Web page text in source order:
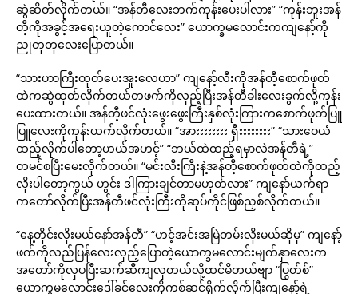
ဆွဲဆိတ်လိုက်တယ်။ “အန်တီလေးဘက်ကုန်းပေးပါလား” “ကုန်းဘူးအန်
တီ့ကိုအခွင့်အရေးယူတဲ့ကောင်လေး” ယောက္ခမလောင်းကကျနော့်ကို
ညုတုတုလေးပြောတယ်။
“သားဟာကြီးထုတ်ပေးအူးလေဟာ” ကျနော့်လီးကိုအန်တီ့စောက်ဖုတ်
ထဲကဆွဲထုတ်လိုက်တယ်တဖက်ကိုလှည့်ပြီးအန်တီခါးလေးခွက်လို့ကုန်း
ပေးထားတယ်။ အန်တီ့ဖင်လုံးဖွေးဖွေးကြီးနှစ်လုံးကြားကစောက်ဖုတ်ပြူ
ပြူလေးကိုကုန်းယက်လိုက်တယ်။ “အားးးးးးးး ရှီးးးးးးးး” “သားဝေယံ
ထည့်လိုက်ပါတော့ဟယ်အဟင့်” “ဘယ်ထဲထည့်ရမှာလဲအန်တီရဲ့”
တမင်စပြီးမေးလိုက်တယ်။ “မင်းလီးကြီးနဲ့အန်တီ့စောက်ဖုတ်ထဲကိုထည့်
လိုးပါတော့ကွယ် ဟွင်း ဒါကြားချင်တာမဟုတ်လား” ကျနော်ယက်ရာ
ကတော်လိုက်ပြီးအန်တီဖင်လုံးကြီးကိုဆုပ်ကိုင်ဖြစ်ညှစ်လိုက်တယ်။
“နေ့တိုင်းလိုးမယ်နော်အန်တီ” “ဟင့်အင်းအမြဲတမ်းလိုးမယ်ဆိုမှ” ကျနော့်
ဖက်ကိုလည်ပြန်လေးလှည့်ပြောတဲ့ယောက္ခမလောင်းမျက်နှာလေးက
အတော်ကိုလှပပြီးဆက်ဆီကျလှတယ်လို့ထင်မိတယ်ဗျာ “ပြွတ်စ်”
ယောက္ခမလောင်းဒေါ်ခင်လေးကိုကစ်ဆင်ရိုက်လိုက်ပြီးကျနော့်ရဲ့